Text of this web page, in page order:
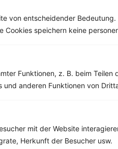
von entscheidender Bedeutung.
Cookies speichern keine
Funktionen, z. B. beim Teilen
anderen Funktionen von
mit der Website
Herkunft der Besucher usw.
›
g
10 g